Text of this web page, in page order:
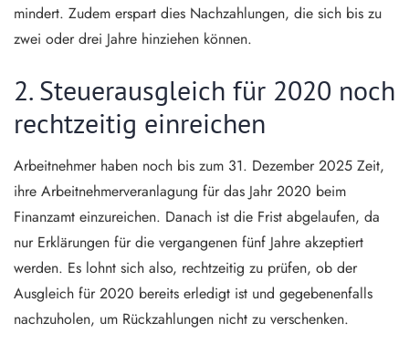
mindert. Zudem erspart dies Nachzahlungen, die sich bis zu
zwei oder drei Jahre hinziehen können.
2. Steuerausgleich für 2020 noch
rechtzeitig einreichen
Arbeitnehmer haben noch bis zum 31. Dezember 2025 Zeit,
ihre Arbeitnehmerveranlagung für das Jahr 2020 beim
Finanzamt einzureichen. Danach ist die Frist abgelaufen, da
nur Erklärungen für die vergangenen fünf Jahre akzeptiert
werden. Es lohnt sich also, rechtzeitig zu prüfen, ob der
Ausgleich für 2020 bereits erledigt ist und gegebenenfalls
nachzuholen, um Rückzahlungen nicht zu verschenken.